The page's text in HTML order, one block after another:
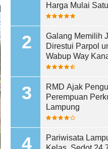
Harga Mulai
Galang Memilih
Direstui Parpol
Wabup Way
RMD Ajak
Perempuan
Lampung
Pariwisata